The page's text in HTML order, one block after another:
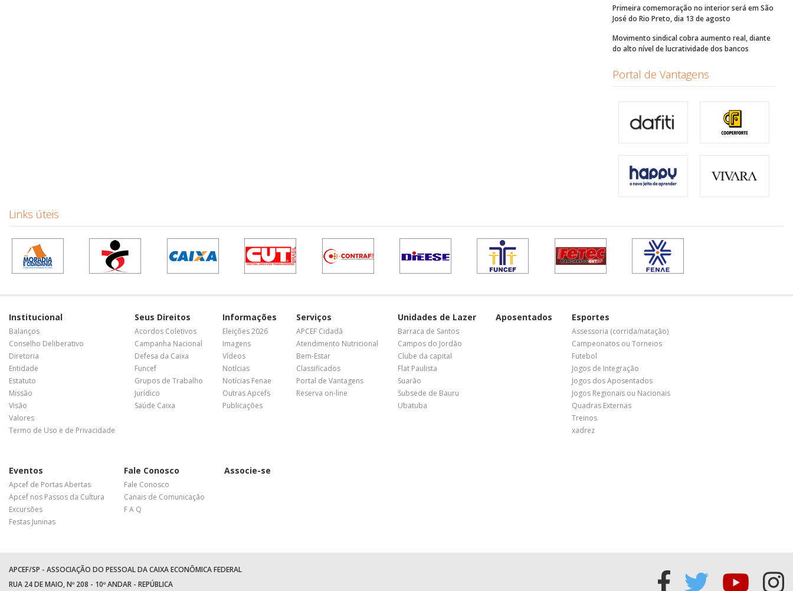
Primeira comemoração no interior será em São
José do Rio Preto, dia 13 de agosto
Movimento sindical cobra aumento real, diante
do alto nível de lucratividade dos bancos
Portal de Vantagens
Links úteis
Institucional
Balanços
Conselho Deliberativo
Diretoria
Entidade
Estatuto
Missão
Visão
Valores
Termo de Uso e de Privacidade
Seus Direitos
Acordos Coletivos
Campanha Nacional
Defesa da Caixa
Funcef
Grupos de Trabalho
Jurídico
Saúde Caixa
Informações
Eleições 2026
Imagens
Vídeos
Notícias
Notícias Fenae
Outras Apcefs
Publicações
Serviços
APCEF Cidadã
Atendimento Nutricional
Bem-Estar
Classificados
Portal de Vantagens
Reserva on-line
Unidades de Lazer
Barraca de Santos
Campos do Jordão
Clube da capital
Flat Paulista
Suarão
Subsede de Bauru
Ubatuba
Aposentados Esportes
Assessoria (corrida/natação)
Campeonatos ou Torneios
Futebol
Jogos de Integração
Jogos dos Aposentados
Jogos Regionais ou Nacionais
Quadras Externas
Treinos
xadrez
Eventos
Apcef de Portas Abertas
Apcef nos Passos da Cultura
Excursões
Festas Juninas
Fale Conosco
Fale Conosco
Canais de Comunicação
F A Q
Associe-se
APCEF/SP - ASSOCIAÇÃO DO PESSOAL DA CAIXA ECONÔMICA FEDERAL
RUA 24 DE MAIO, Nº 208 - 10º ANDAR - REPÚBLICA
Acessar
Acessar